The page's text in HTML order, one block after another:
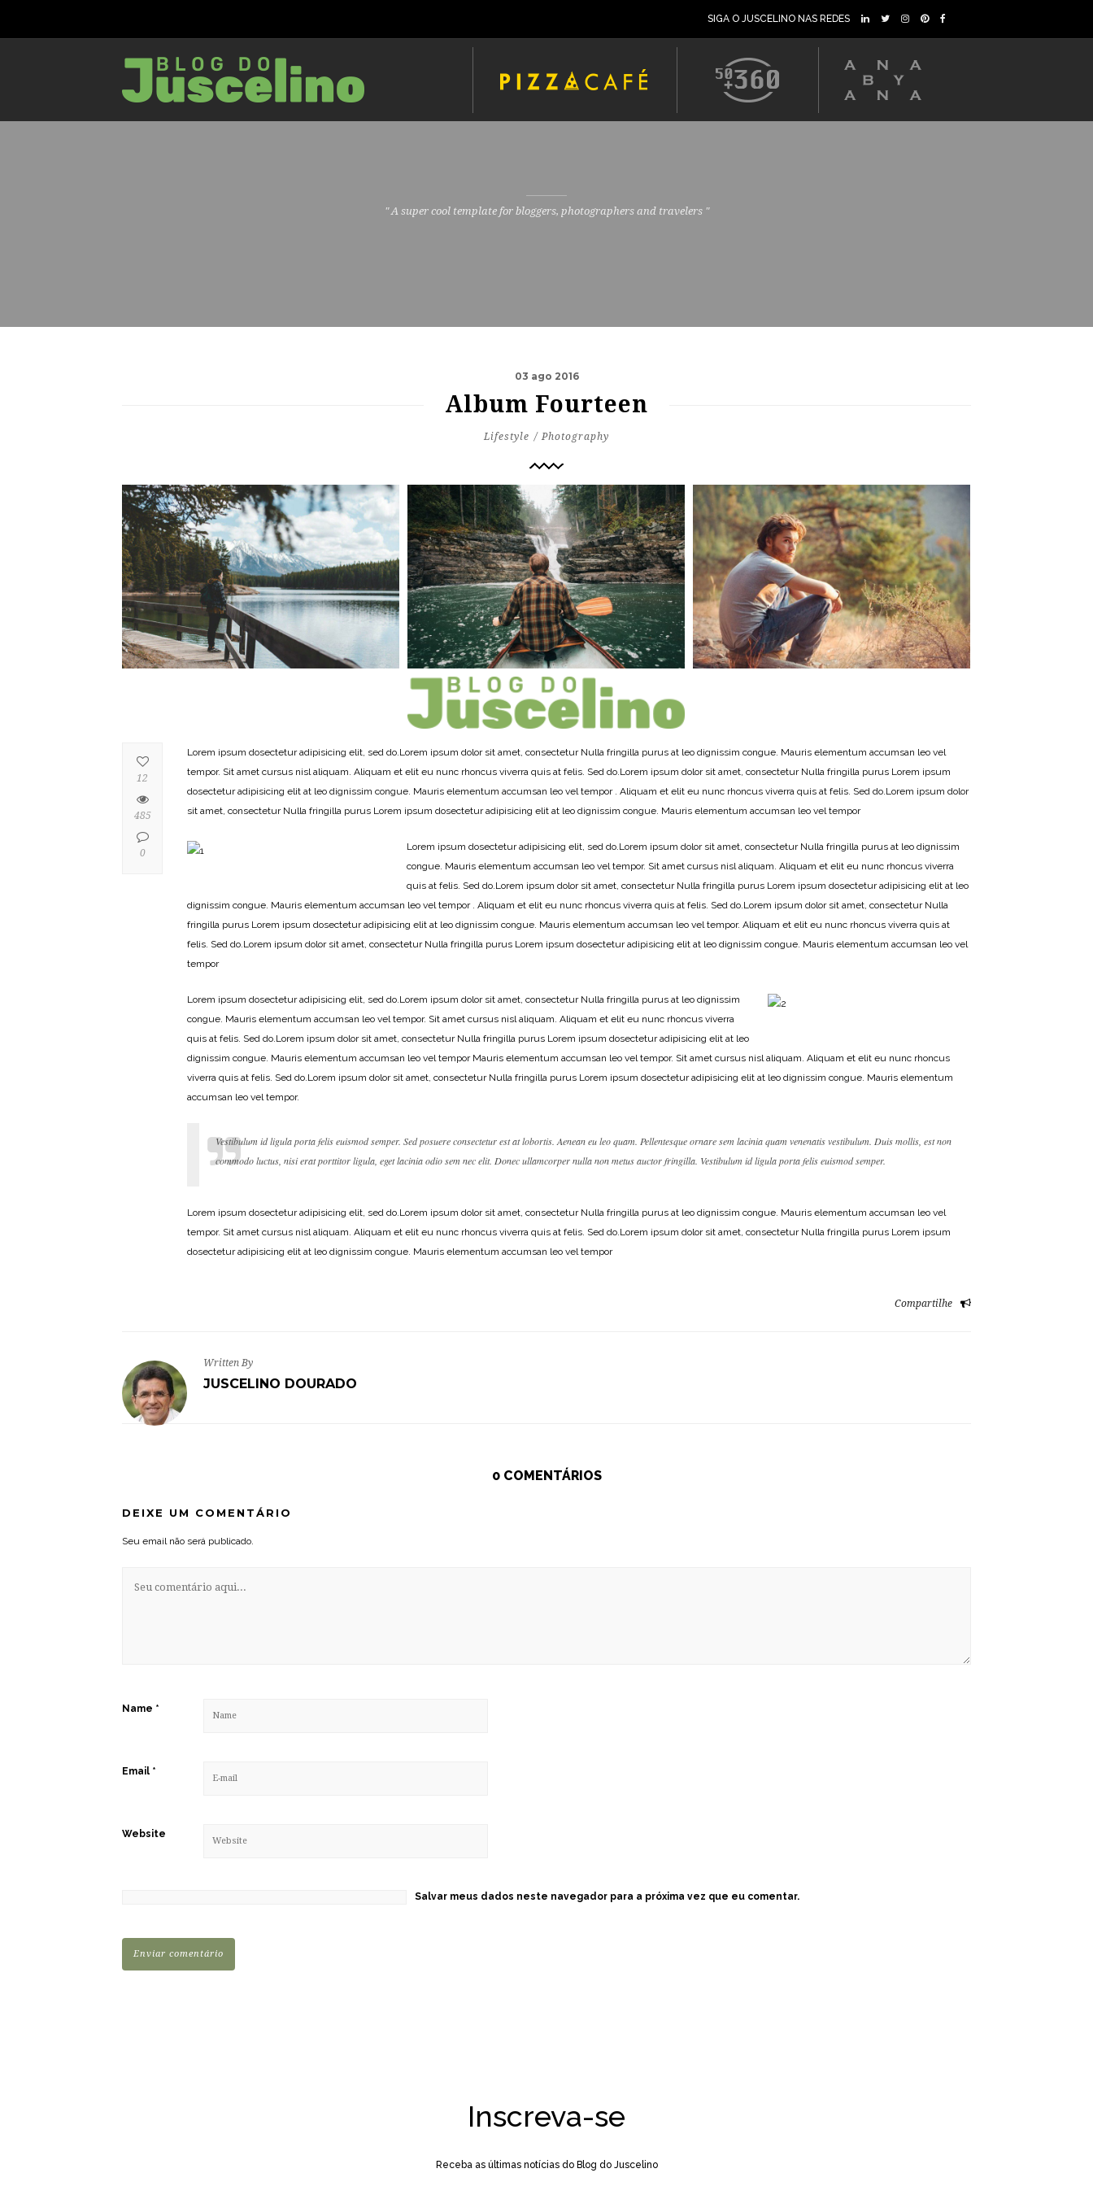
SIGA O JUSCELINO NAS REDES
" A super cool template for bloggers, photographers and travelers "
03 ago 2016
Album Fourteen
Lifestyle Photography
Lorem ipsum dosectetur adipisicing elit, sed do.Lorem ipsum dolor sit amet, consectetur Nulla fringilla purus at leo dignissim congue. Mauris elementum accumsan leo vel
tempor. Sit amet cursus nisl aliquam. Aliquam et elit eu nunc rhoncus viverra quis at felis. Sed do.Lorem ipsum dolor sit amet, consectetur Nulla fringilla purus Lorem ipsum
dosectetur adipisicing elit at leo dignissim congue. Mauris elementum accumsan leo vel tempor . Aliquam et elit eu nunc rhoncus viverra quis at felis. Sed do.Lorem ipsum dolor
sit amet, consectetur Nulla fringilla purus Lorem ipsum dosectetur adipisicing elit at leo dignissim congue. Mauris elementum accumsan leo vel tempor
Lorem ipsum dosectetur adipisicing elit, sed do.Lorem ipsum dolor sit amet, consectetur Nulla fringilla purus at leo dignissim
congue. Mauris elementum accumsan leo vel tempor. Sit amet cursus nisl aliquam. Aliquam et elit eu nunc rhoncus viverra
quis at felis. Sed do.Lorem ipsum dolor sit amet, consectetur Nulla fringilla purus Lorem ipsum dosectetur adipisicing elit at leo
dignissim congue. Mauris elementum accumsan leo vel tempor . Aliquam et elit eu nunc rhoncus viverra quis at felis. Sed do.Lorem ipsum dolor sit amet, consectetur Nulla
fringilla purus Lorem ipsum dosectetur adipisicing elit at leo dignissim congue. Mauris elementum accumsan leo vel tempor. Aliquam et elit eu nunc rhoncus viverra quis at
felis. Sed do.Lorem ipsum dolor sit amet, consectetur Nulla fringilla purus Lorem ipsum dosectetur adipisicing elit at leo dignissim congue. Mauris elementum accumsan leo vel
tempor
Lorem ipsum dosectetur adipisicing elit, sed do.Lorem ipsum dolor sit amet, consectetur Nulla fringilla purus at leo dignissim
congue. Mauris elementum accumsan leo vel tempor. Sit amet cursus nisl aliquam. Aliquam et elit eu nunc rhoncus viverra
quis at felis. Sed do.Lorem ipsum dolor sit amet, consectetur Nulla fringilla purus Lorem ipsum dosectetur adipisicing elit at leo
dignissim congue. Mauris elementum accumsan leo vel tempor Mauris elementum accumsan leo vel tempor. Sit amet cursus nisl aliquam. Aliquam et elit eu nunc rhoncus
viverra quis at felis. Sed do.Lorem ipsum dolor sit amet, consectetur Nulla fringilla purus Lorem ipsum dosectetur adipisicing elit at leo dignissim congue. Mauris elementum
accumsan leo vel tempor.
Vestibulum id ligula porta felis euismod semper. Sed posuere consectetur est at lobortis. Aenean eu leo quam. Pellentesque ornare sem lacinia quam venenatis vestibulum. Duis mollis, est non
commodo luctus, nisi erat porttitor ligula, eget lacinia odio sem nec elit. Donec ullamcorper nulla non metus auctor fringilla. Vestibulum id ligula porta felis euismod semper.
Lorem ipsum dosectetur adipisicing elit, sed do.Lorem ipsum dolor sit amet, consectetur Nulla fringilla purus at leo dignissim congue. Mauris elementum accumsan leo vel
tempor. Sit amet cursus nisl aliquam. Aliquam et elit eu nunc rhoncus viverra quis at felis. Sed do.Lorem ipsum dolor sit amet, consectetur Nulla fringilla purus Lorem ipsum
dosectetur adipisicing elit at leo dignissim congue. Mauris elementum accumsan leo vel tempor
Compartilhe
12
485
0
Written By
JUSCELINO DOURADO
0 COMENTÁRIOS
DEIXE UM COMENTÁRIO
Seu email não será publicado.
Name *
Email *
Website
Salvar meus dados neste navegador para a próxima vez que eu comentar.
Inscreva-se
Receba as últimas notícias do Blog do Juscelino